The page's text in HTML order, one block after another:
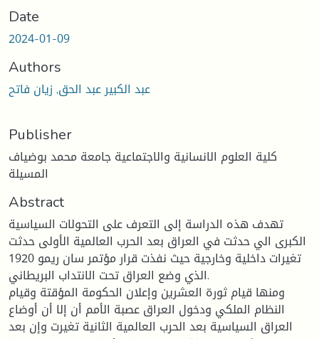
Date
2024-01-09
Authors
عبد الكبير عبد الحق, زيان فاتح
Publisher
كلية العلوم الانسانية والاجتماعية جامعة محمد بوضياف
المسيلة
Abstract
تهدف هذه الدراسة إلى التعرف على التحولات السياسية
الكبرى الي حدثت في العراق بعد الحرب العالمية الأولى حدثت
تغيرات داخلية وخارجية حيث نفذت قرار مؤتمر سان ريمو 1920
الذي وضع العراق تحت الانتداب البريطاني.
ومنها قيام ثورة العشرين وإعلان الحكومة المؤقتة وقيام
النظام الملكي ودخول العراق عصبة الأمم أن إلا أن أوضاع
العراق السياسية بعد الحرب العالمية الثانية تغيرت وإن بعد